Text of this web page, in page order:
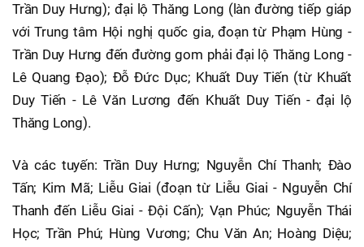
Trần Duy Hưng); đại lộ Thăng Long (làn đường tiếp giáp
với Trung tâm Hội nghị quốc gia, đoạn từ Phạm Hùng -
Trần Duy Hưng đến đường gom phải đại lộ Thăng Long -
Lê Quang Đạo); Đỗ Đức Dục; Khuất Duy Tiến (từ Khuất
Duy Tiến - Lê Văn Lương đến Khuất Duy Tiến - đại lộ
Thăng Long).
Và các tuyến: Trần Duy Hưng; Nguyễn Chí Thanh; Đào
Tấn; Kim Mã; Liễu Giai (đoạn từ Liễu Giai - Nguyễn Chí
Thanh đến Liễu Giai - Đội Cấn); Vạn Phúc; Nguyễn Thái
Học; Trần Phú; Hùng Vương; Chu Văn An; Hoàng Diệu;